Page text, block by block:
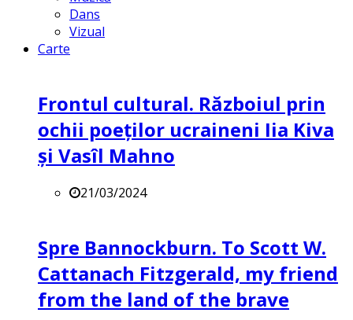
Dans
Vizual
Carte
Frontul cultural. Războiul prin
ochii poeților ucraineni Iia Kiva
și Vasîl Mahno
21/03/2024
Spre Bannockburn. To Scott W.
Cattanach Fitzgerald, my friend
from the land of the brave